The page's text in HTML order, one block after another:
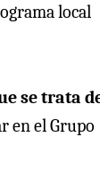
local
se trata
en el Grupo